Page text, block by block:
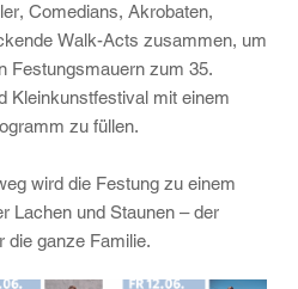
Comedians, Akrobaten,
Walk-Acts zusammen, um
Festungsmauern zum 35.
Kleinkunstfestival mit einem
zu füllen.
wird die Festung zu einem
Lachen und Staunen – der
die ganze Familie.